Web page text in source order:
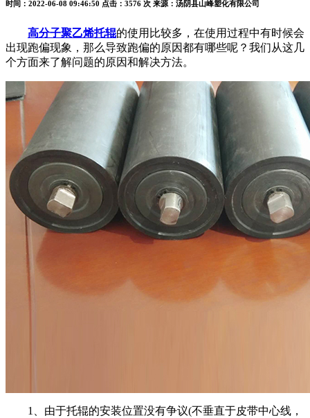
时间：2022-06-08 09:46:50 点击：3576 次 来源：汤阴县山峰塑化有限公司
高分子聚乙烯托辊的使用比较多，在使用过程中有时候会
出现跑偏现象，那么导致跑偏的原因都有哪些呢？我们从这几
个方面来了解问题的原因和解决方法。
1、由于托辊的安装位置没有争议(不垂直于皮带中心线，